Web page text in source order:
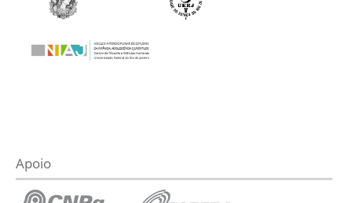
Apoio